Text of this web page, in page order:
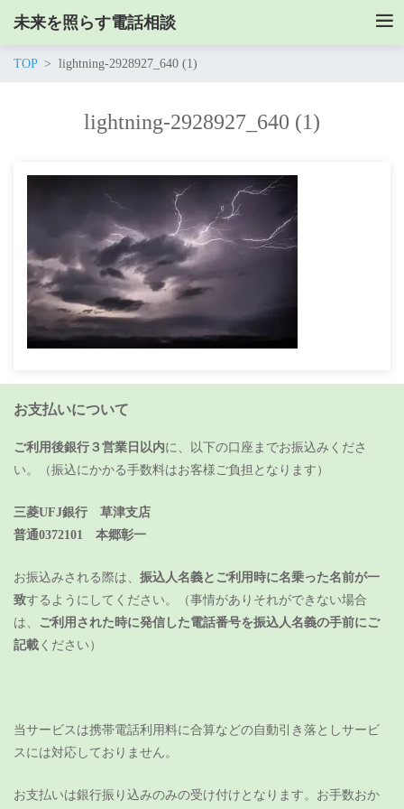
未来を照らす電話相談
TOP lightning-2928927_640 (1)
lightning-2928927_640 (1)
お支払いについて
ご利用後銀行３営業日以内に、以下の口座までお振込みくださ
い。（振込にかかる手数料はお客様ご負担となります）
三菱UFJ銀行 草津支店
普通0372101 本郷彰一
お振込みされる際は、 振込人名義とご利用時に名乗った名前が一
致するようにしてください。（事情がありそれができない場合
は、 ご利用された時に発信した電話番号を振込人名義の手前にご
記載 ください）
当サービスは携帯電話利用料に合算などの自動引き落としサービ
スには対応しておりません。
お支払いは銀行振り込みのみの受け付けとなります。 お手数おか